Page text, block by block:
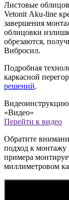
Листовые
Vetonit Aku-line
завершения
облицовки
обрезаются,
Вибросил.
Подробная
каркасной
решений.
«Видео»
Перейти к видео
Обратите
подход к монтажу
примера
миллиметровом